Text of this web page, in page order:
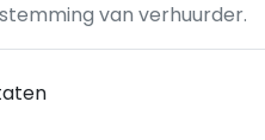
van verhuurder.